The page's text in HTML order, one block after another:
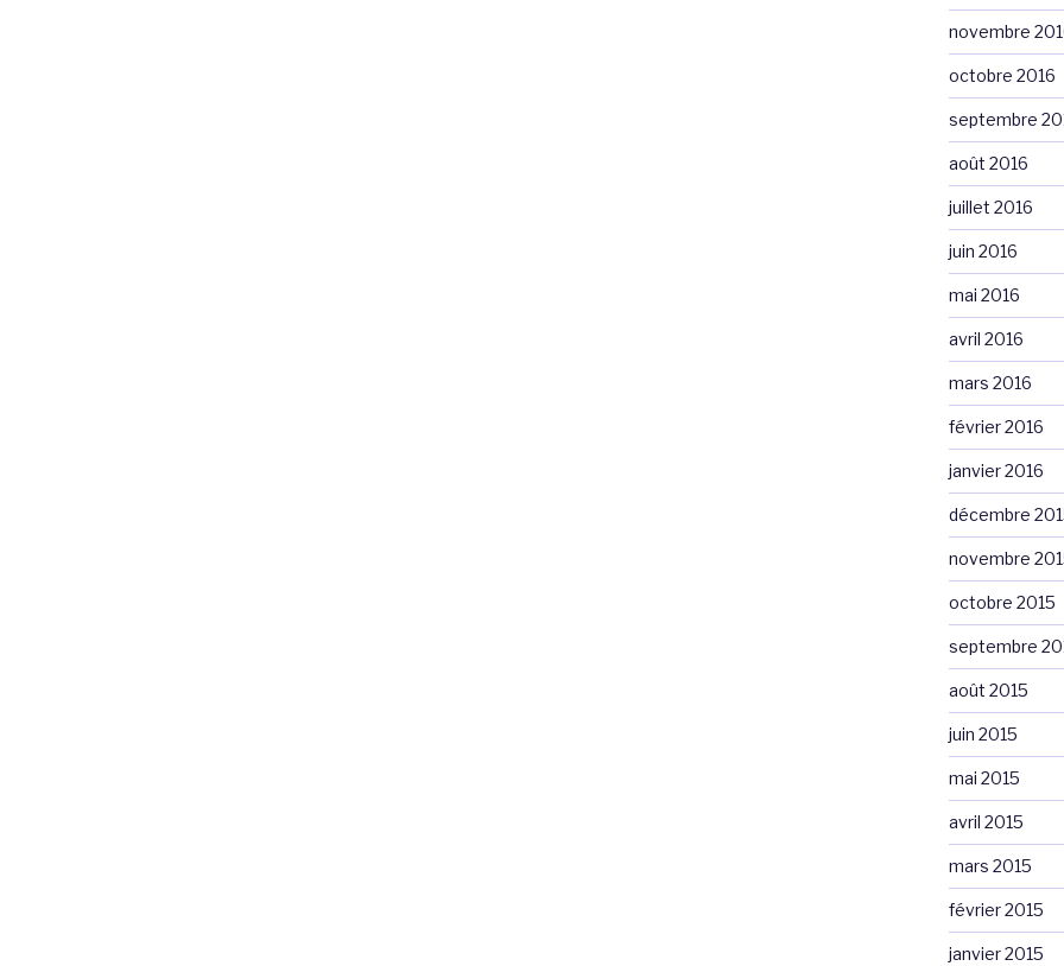
novembre
octobre 2016
septembre
août 2016
juillet 2016
juin 2016
mai 2016
avril 2016
mars 2016
février 2016
janvier 2016
décembre
novembre
octobre 2015
septembre
août 2015
juin 2015
mai 2015
avril 2015
mars 2015
février 2015
janvier 2015